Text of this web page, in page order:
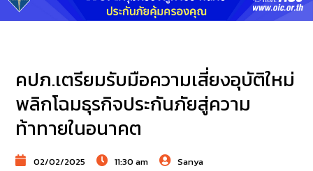
คปภ.เตรียมรับมือความเสี่ยงอุบัติใหม่
พลิกโฉมธุรกิจประกันภัยสู่ความ
ท้าทายในอนาคต
02/02/2025 11:30 am Sanya